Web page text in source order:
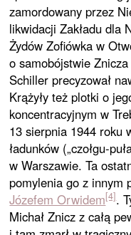
zamordowany przez
likwidacji Zakładu dla
Żydów Zofiówka w
o samobójstwie
Schiller precyzował
Krążyły też plotki o
koncentracyjnym w
13 sierpnia 1944 roku
ładunków („czołgu-
w Warszawie. Ta
pomylenia go z innym
Józefem Orwidem[4].
Michał Znicz z całą